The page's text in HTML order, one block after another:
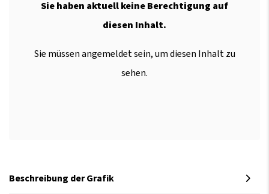
Sie haben aktuell keine Berechtigung auf
diesen Inhalt.
Sie müssen angemeldet sein, um diesen Inhalt zu
sehen.
Beschreibung der Grafik